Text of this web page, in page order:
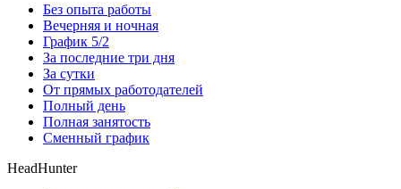
Без опыта работы
Вечерняя и ночная
График 5/2
За последние три дня
За сутки
От прямых работодателей
Полный день
Полная занятость
Сменный график
HeadHunter